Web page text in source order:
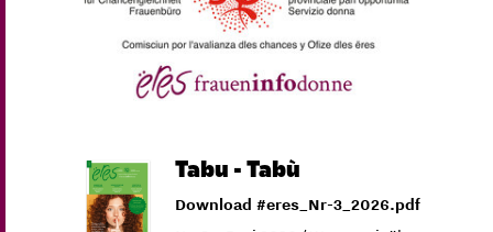
Tabu - Tabù
Download #eres_Nr-3_2026.pdf